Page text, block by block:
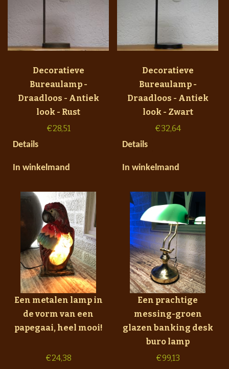
Decoratieve
Bureaulamp -
Draadloos - Antiek
look - Rust
€28,51
Details
In winkelmand
Decoratieve
Bureaulamp -
Draadloos - Antiek
look - Zwart
€32,64
Details
In winkelmand
Een metalen lamp in
de vorm van een
papegaai, heel mooi!
€24,38
Een prachtige
messing-groen
glazen banking desk
buro lamp
€99,13